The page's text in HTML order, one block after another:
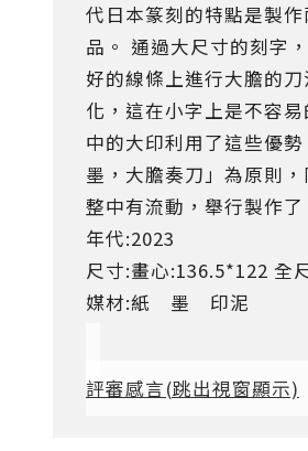
代日本篆刻的特點是製
品。 通過大尺寸的刻字
好的線條上進行大膽的
化，這在小字上是不容
中的大印利用了這些優
墨，大膽奏刀」為原則
整中有流動，舉行製作了
年代:2023
尺寸:畫心:136.5*122 全
媒材:紙 墨 印泥
評審感言(跳出視窗顯示)